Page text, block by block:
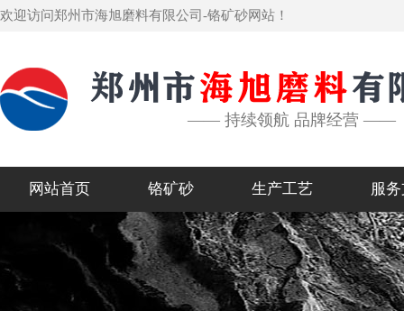
欢迎访问郑州市海旭磨料有限公司-铬矿砂网站！
—— 持续领航 品牌经营 ——
网站首页 铬矿砂 生产工艺 服